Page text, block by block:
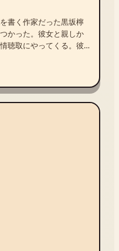
書く作家だった黒坂檸
かった。彼女と親しか
聴取にやってくる。彼
着く。事件と彼女の死
、メタンフェタミン、
び、物語ることの謎を